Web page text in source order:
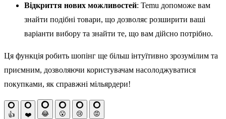
Відкриття нових можливостей: Temu допоможе вам
знайти подібні товари, що дозволяє розширити ваші
варіанти вибору та знайти те, що вам дійсно потрібно.
Ця функція робить шопінг ще більш інтуїтивно зрозумілим та
приємним, дозволяючи користувачам насолоджуватися
покупками, як справжні мільярдери!
👍 ❤️ 😂 😮 😢 😡